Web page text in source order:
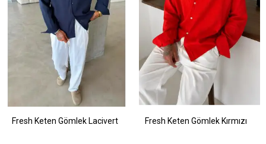
Fresh Keten Gömlek Lacivert Fresh Keten Gömlek Kırmızı